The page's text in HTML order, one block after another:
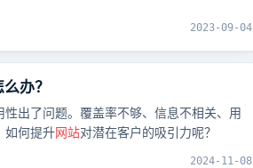
2023-09-04
办？
出了问题。覆盖率不够、信息不相关、用
如何提升网站对潜在客户的吸引力呢？
2024-11-08